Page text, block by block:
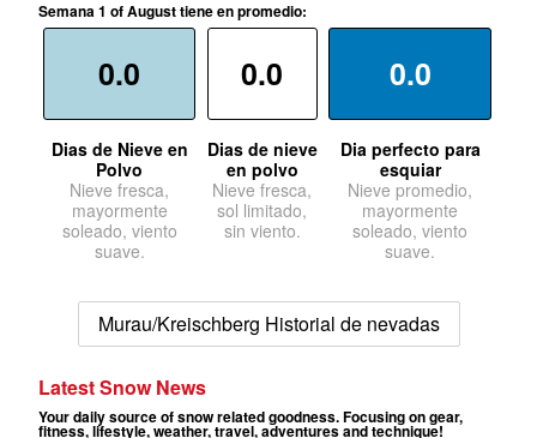
Semana 1 of August tiene en promedio:
0.0
Dias de Nieve en
Polvo
Nieve fresca,
mayormente
soleado, viento
suave.
0.0
Dias de nieve
en polvo
Nieve fresca,
sol limitado,
sin viento.
0.0
Dia perfecto para
esquiar
Nieve promedio,
mayormente
soleado, viento
suave.
Murau/Kreischberg Historial de nevadas